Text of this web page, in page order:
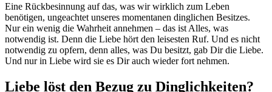
Eine Rückbesinnung auf das, was wir wirklich zum Leben
benötigen, ungeachtet unseres momentanen dinglichen Besitzes.
Nur ein wenig die Wahrheit annehmen – das ist Alles, was
notwendig ist. Denn die Liebe hört den leisesten Ruf. Und es nicht
notwendig zu opfern, denn alles, was Du besitzt, gab Dir die Liebe.
Und nur in Liebe wird sie es Dir auch wieder fort nehmen.
Liebe löst den Bezug zu Dinglichkeiten?